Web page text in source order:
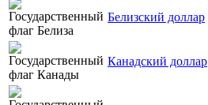
Белизский доллар
Канадский доллар